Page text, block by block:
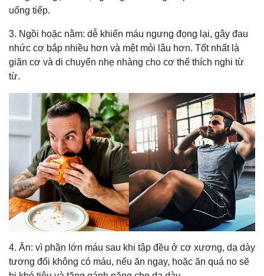
uống tiếp.
3. Ngồi hoặc nằm: dễ khiến máu ngưng đọng lại, gây đau
nhức cơ bắp nhiều hơn và mệt mỏi lâu hơn. Tốt nhất là
giãn cơ và di chuyển nhẹ nhàng cho cơ thể thích nghi từ
từ.
4. Ăn: vì phần lớn máu sau khi tập đều ở cơ xương, dạ dày
tương đối không có máu, nếu ăn ngay, hoặc ăn quá no sẽ